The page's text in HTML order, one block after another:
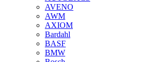
AVENO
AWM
AXIOM
Bardahl
BASF
BMW